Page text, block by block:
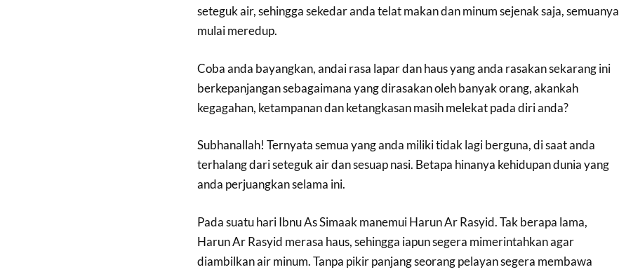
seteguk air, sehingga sekedar anda telat makan dan minum sejenak saja, semuanya
mulai meredup.
Coba anda bayangkan, andai rasa lapar dan haus yang anda rasakan sekarang ini
berkepanjangan sebagaimana yang dirasakan oleh banyak orang, akankah
kegagahan, ketampanan dan ketangkasan masih melekat pada diri anda?
Subhanallah! Ternyata semua yang anda miliki tidak lagi berguna, di saat anda
terhalang dari seteguk air dan sesuap nasi. Betapa hinanya kehidupan dunia yang
anda perjuangkan selama ini.
Pada suatu hari Ibnu As Simaak manemui Harun Ar Rasyid. Tak berapa lama,
Harun Ar Rasyid merasa haus, sehingga iapun segera mimerintahkan agar
diambilkan air minum. Tanpa pikir panjang seorang pelayan segera membawa